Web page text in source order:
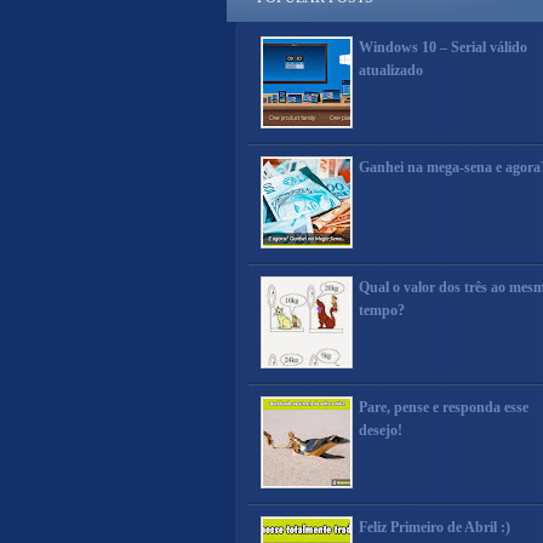
Windows 10 – Serial válido
atualizado
Ganhei na mega-sena e
Qual o valor dos três ao
tempo?
Pare, pense e responda esse
desejo!
Feliz Primeiro de Abril :)